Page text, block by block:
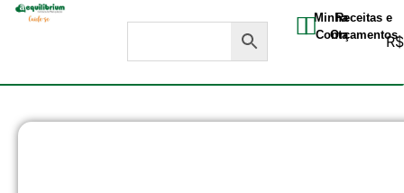
Minha
Conta
Receitas e
Orçamentos
R$